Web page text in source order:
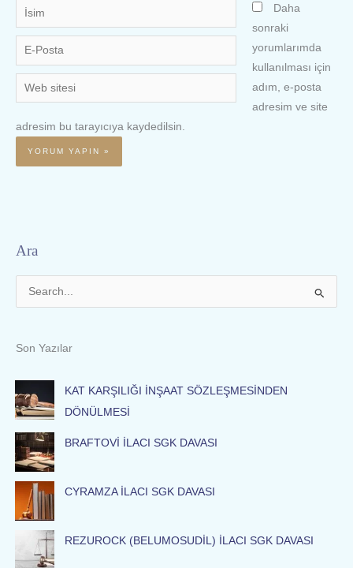
İsim
E-
Posta
Web
sitesi
Daha
sonraki
yorumlarımda
kullanılması için
adım, e-posta
adresim ve site
adresim bu tarayıcıya kaydedilsin.
Ara
c
h
f
o
r
:
Son Yazılar
KAT KARŞILIĞI İNŞAAT SÖZLEŞMESİNDEN
DÖNÜLMESİ
BRAFTOVİ İLACI SGK DAVASI
CYRAMZA İLACI SGK DAVASI
REZUROCK (BELUMOSUDİL) İLACI SGK DAVASI